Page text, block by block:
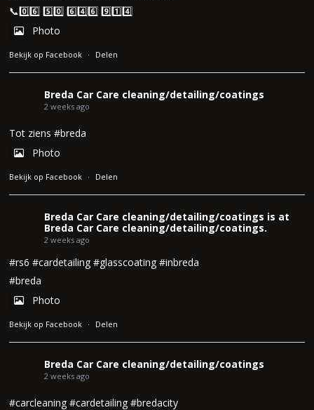
📞0️⃣6️⃣ 5️⃣0️⃣ 6️⃣4️⃣6️⃣ 9️⃣1️⃣4️⃣
Photo
Bekijk op Facebook · Delen
Breda Car Care cleaning/detailing/coatings
2 weeks ago
Tot ziens#breda
Photo
Bekijk op Facebook · Delen
Breda Car Care cleaning/detailing/coatings is at
Breda Car Care cleaning/detailing/coatings.
2 weeks ago
#rs6 #cardetailing #glasscoating #inbreda
#breda
Photo
Bekijk op Facebook · Delen
Breda Car Care cleaning/detailing/coatings
2 weeks ago
#carcleaning #cardetailing #bredacity